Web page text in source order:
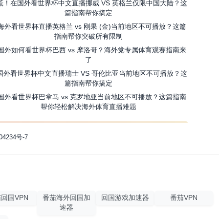
！在国外看世界杯中文直播挪威 VS 英格兰仅限中国大陆？这
篇指南帮你搞定
外看世界杯直播英格兰 vs 刚果 (金)当前地区不可播放？这篇
指南帮你突破所有限制
外如何看世界杯巴西 vs 摩洛哥？海外党专属体育观赛指南来
了
外看世界杯中文直播瑞士 VS 哥伦比亚当前地区不可播放？这
篇指南帮你搞定
外看世界杯巴拿马 vs 克罗地亚当前地区不可播放？这篇指南
帮你轻松解决海外体育直播难题
号-7
国VPN
番茄海外回国加
速器
回国游戏加速器 番茄VPN